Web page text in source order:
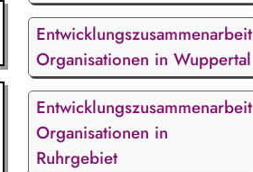
Entwicklungszusammenarbeit
Organisationen in Wuppertal
Entwicklungszusammenarbeit
Organisationen in
Ruhrgebiet